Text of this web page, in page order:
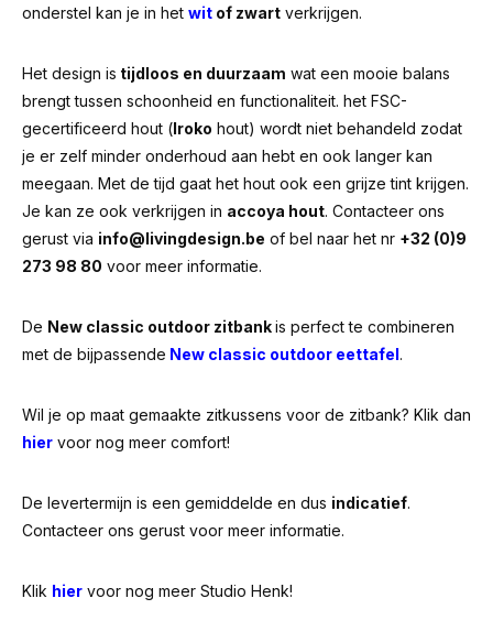
onderstel kan je in het wit of zwart verkrijgen.
Het design is tijdloos en duurzaam wat een mooie balans
brengt tussen schoonheid en functionaliteit. het FSC-
gecertificeerd hout (Iroko hout) wordt niet behandeld zodat
je er zelf minder onderhoud aan hebt en ook langer kan
meegaan. Met de tijd gaat het hout ook een grijze tint krijgen.
Je kan ze ook verkrijgen in accoya hout. Contacteer ons
gerust via info@livingdesign.be of bel naar het nr +32 (0)9
273 98 80 voor meer informatie.
De New classic outdoor zitbankis perfect te combineren
met de bijpassende New classic outdoor eettafel.
Wil je op maat gemaakte zitkussens voor de zitbank? Klik dan
hier voor nog meer comfort!
De levertermijn is een gemiddelde en dus indicatief.
Contacteer ons gerust voor meer informatie.
Klik hier voor nog meer Studio Henk!